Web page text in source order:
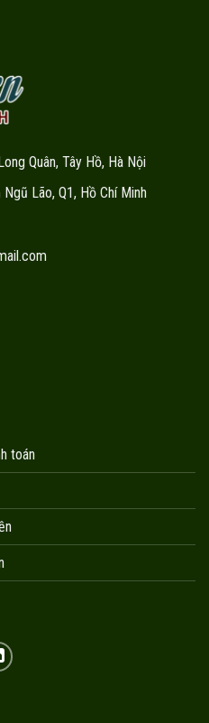
Quân, Tây Hồ, Hà Nội
Lão, Q1, Hồ Chí Minh
toán